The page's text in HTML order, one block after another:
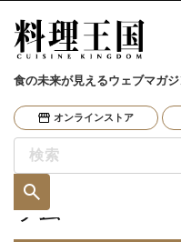
食の未来が見えるウェブマガ
オンラインストア
ラム